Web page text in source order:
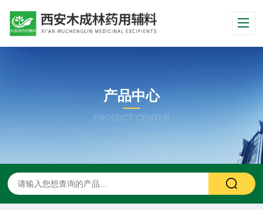
产品中心
PRODUCT CENTER